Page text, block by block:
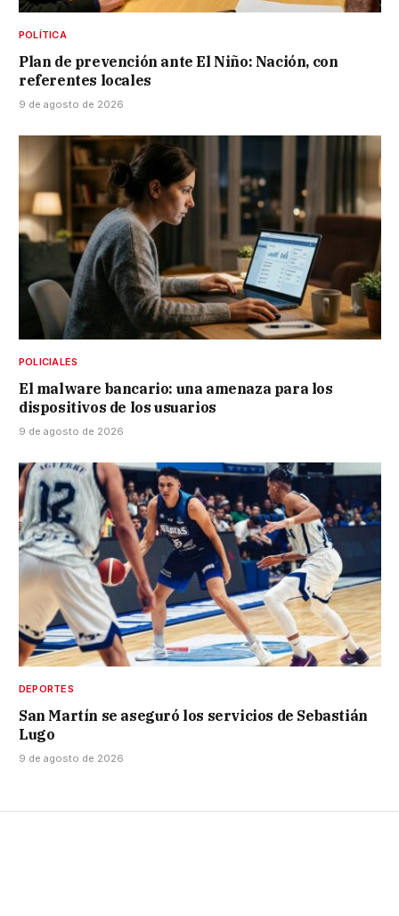
POLÍTICA
Plan de prevención ante El Niño: Nación, con
referentes locales
9 de agosto de 2026
POLICIALES
El malware bancario: una amenaza para los
dispositivos de los usuarios
9 de agosto de 2026
DEPORTES
San Martín se aseguró los servicios de Sebastián
Lugo
9 de agosto de 2026